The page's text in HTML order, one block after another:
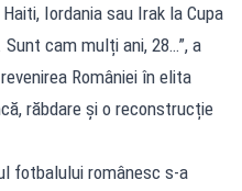
Iordania sau Irak la Cupa
cam mulți ani, 28…”, a
României în elita
răbdare și o reconstrucție
fotbalului românesc s-a